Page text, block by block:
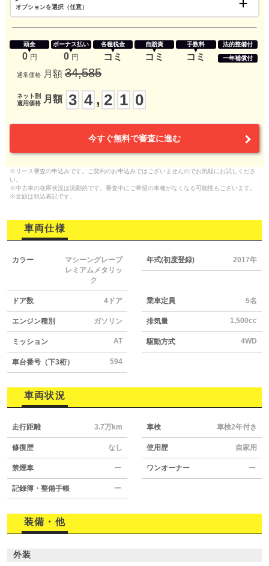
オプションを選択（任意）
頭金
0 円
ボーナス払い
0 円
各種税金
コミ
自賠責
コミ
手数料
コミ
法的整備付
一年補償付
通常価格 月額 34,585
ネット割
適用価格
月額 3 4 , 2 1 0
今すぐ無料で審査に進む
※リース審査の申込みです。ご契約のお申込みではございませんのでお気軽にお試しくださ
い。
※中古車の在庫状況は流動的です。審査中にご希望の車種がなくなる可能性もございます。
※金額は税込表記です。
車両仕様
カラー
マシーングレープ
レミアムメタリッ
ク
年式(初度登録) 2017年
ドア数 4ドア 乗車定員 5名
エンジン種別 ガソリン 排気量 1,500cc
ミッション AT 駆動方式 4WD
車台番号（下3桁） 594
車両状況
走行距離 3.7万km 車検 車検2年付き
修復歴 なし 使用歴 自家用
禁煙車 ー ワンオーナー ー
記録簿・整備手帳 ー
装備・他
外装